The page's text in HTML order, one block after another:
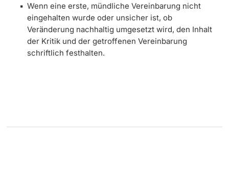
Wenn eine erste, mündliche Vereinbarung nicht
eingehalten wurde oder unsicher ist, ob
Veränderung nachhaltig umgesetzt wird, den Inhalt
der Kritik und der getroffenen Vereinbarung
schriftlich festhalten.